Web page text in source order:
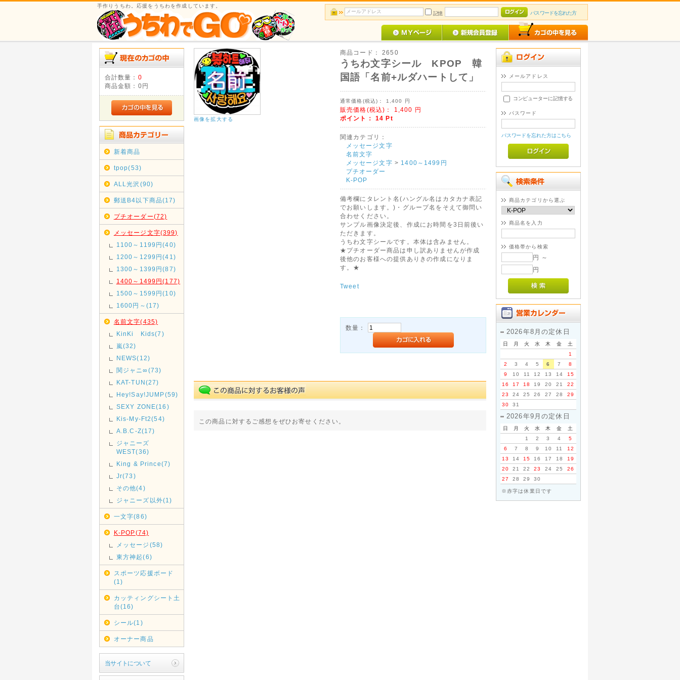
手作りうちわ。応援をうちわを作成しています。
記憶
パスワードを忘れた方
合計数量： 0
商品金額： 0円
新着商品
tpop(53)
ALL光沢(90)
郵送B4以下商品(17)
プチオーダー(72)
メッセージ文字(399)
1100～1199円(40)
1200～1299円(41)
1300～1399円(87)
1400～1499円(177)
1500～1599円(10)
1600円～(17)
名前文字(435)
KinKi Kids(7)
嵐(32)
NEWS(12)
関ジャニ∞(73)
KAT-TUN(27)
Hey!Say!JUMP(59)
SEXY ZONE(16)
Kis-My-Ft2(54)
A.B.C-Z(17)
ジャニーズ
WEST(36)
King & Prince(7)
Jr(73)
その他(4)
ジャニーズ以外(1)
一文字(86)
K-POP(74)
メッセージ(58)
東方神起(6)
スポーツ応援ボード
(1)
カッティングシート土
台(16)
シール(1)
オーナー商品
当サイトについて
画像を拡大する
商品コード： 2650
うちわ文字シール KPOP 韓
国語「名前+ルダハートして」
通常価格(税込)： 1,400 円
販売価格(税込)： 1,400 円
ポイント： 14 Pt
関連カテゴリ：
メッセージ文字
名前文字
メッセージ文字 > 1400～1499円
プチオーダー
K-POP
備考欄にタレント名(ハングル名はカタカナ表記
でお願いします。)・グループ名をそえて御問い
合わせください。
サンプル画像決定後、作成にお時間を3日前後い
ただきます。
うちわ文字シールです。本体は含みません。
★プチオーダー商品は申し訳ありませんが作成
後他のお客様への提供ありきの作成になりま
す。★
Tweet
数量：
この商品に対するご感想をぜひお寄せください。
メールアドレス
コンピューターに記憶する
パスワード
パスワードを忘れた方はこちら
商品カテゴリから選ぶ
商品名を入力
価格帯から検索
円 ～
円
2026年8月の定休日
日 月 火 水 木 金
土
1
2
3 4 5 6 7
8
9
10 11 12 13 14
15
16
17 18 19 20 21
22
23
24 25 26 27 28
29
30
31
2026年9月の定休日
日 月 火 水 木 金
土
1
2 3 4
5
6
7 8 9 10 11
12
13
14 15 16 17 18
19
20
21 22 23 24 25
26
27
28 29 30
※赤字は休業日です